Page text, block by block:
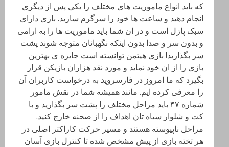
که باید انواع ماموریت های مختلف را یکی پس از دیگری
انجام دهید و ساعت ها خود را سرگرم سازید. بازی دارای
سبک پازل است و در ان شما باید ماموریت ها را به ارامی
و بدون سر و صدا بدون اینکه نگهبانان متوجه شوند پشت
سر بگذارید! بازی هیتمن توانسته است جایزه ی بهترین
بازی را از ان خود نماید و مورد نقد هزاران بازیکن قرار
بگیرد که ما امروز در فارسروید به درخواست کاربران آن
را معرفی کرده ایم. مانند همیشه شما در نقش مامور
شماره ۴۷ باید مراحل مختلف را پشت سر بگذارید و با
کت و شلوار سیاه تان اهداف را از صحنه خارج کنید.
مراحل ناپیوسته هستند و مسیر حرکت کاراکتر اصلی در
هر تخته بازی از پیش مشخص شده تا کنترل بازی آسان